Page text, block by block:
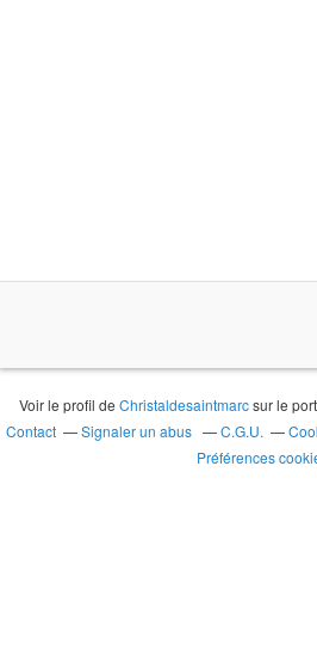
Voir le profil deChristaldesaintmarcsur le
Contact
Signaler un abus C.G.U.
Préférences